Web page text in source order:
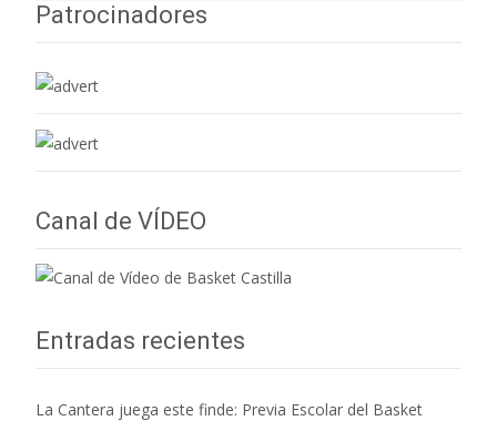
Patrocinadores
Canal de VÍDEO
Entradas recientes
La Cantera juega este finde: Previa Escolar del Basket